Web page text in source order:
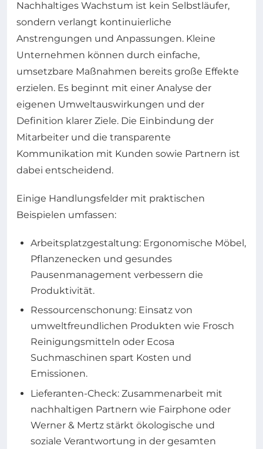
Nachhaltiges Wachstum ist kein Selbstläufer,
sondern verlangt kontinuierliche
Anstrengungen und Anpassungen. Kleine
Unternehmen können durch einfache,
umsetzbare Maßnahmen bereits große Effekte
erzielen. Es beginnt mit einer Analyse der
eigenen Umweltauswirkungen und der
Definition klarer Ziele. Die Einbindung der
Mitarbeiter und die transparente
Kommunikation mit Kunden sowie Partnern ist
dabei entscheidend.
Einige Handlungsfelder mit praktischen
Beispielen umfassen:
Arbeitsplatzgestaltung: Ergonomische Möbel,
Pflanzenecken und gesundes
Pausenmanagement verbessern die
Produktivität.
Ressourcenschonung: Einsatz von
umweltfreundlichen Produkten wie Frosch
Reinigungsmitteln oder Ecosa
Suchmaschinen spart Kosten und
Emissionen.
Lieferanten-Check: Zusammenarbeit mit
nachhaltigen Partnern wie Fairphone oder
Werner & Mertz stärkt ökologische und
soziale Verantwortung in der gesamten